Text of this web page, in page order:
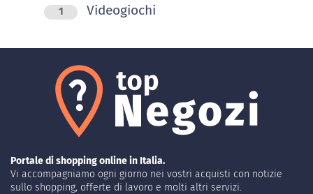
1 Videogiochi
Portale di shopping online in Italia.
Vi accompagniamo ogni giorno nei vostri acquisti con notizie
sullo shopping, offerte di lavoro e molti altri servizi.